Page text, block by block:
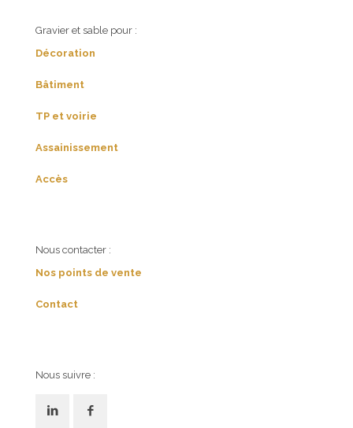
Gravier et sable pour :
Décoration
Bâtiment
TP et voirie
Assainissement
Accès
Nous contacter :
Nos points de vente
Contact
Nous suivre :